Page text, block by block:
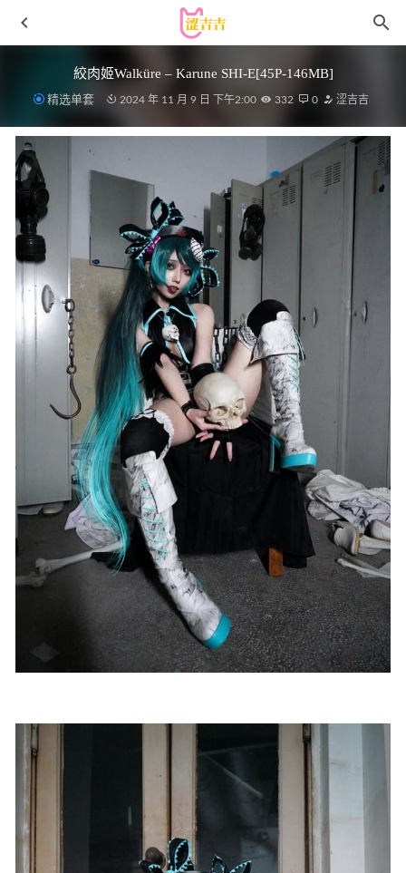
絞肉姬Walküre – Karune SHI-E[45P-146MB]
精选单套 2024 年 11 月 9 日 下午2:00 332 0 涩吉吉
水淼aqua – NO.108 宵宫[101P/135MB]
2022-05-06
[微密圈]乙醇子呀 – 开叉高腰灰旗袍[4V-388M]
2023-10-22
半半子 – NO.95 水上守护者杰尼斯 [24P-107MB]
2025-08-01
Byoru NO.145 嘉米·怀特Cammy White [56P12V-1.77G]
2023-10-19
[Ugirls尤果网]爱尤物专辑 NO.2848 如烟如影 白衣校花
[35P67MB]
2024-12-07